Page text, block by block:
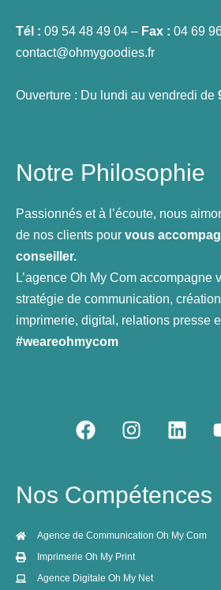
Tél : 09 54 48 49 04 – Fax : 04 69
contact@ohmygoodies.fr
Ouverture : Du lundi au vendredi de
Notre Philosophie
Passionnés et à l’écoute, nous
de nos clients pour vous
conseiller.
L’agence Oh My Com accompagne
stratégie de communication,
imprimerie, digital, relations presse
#weareohmycom
F
a
b
o
k
I
n
a
r
a
m
L
i
e
i
Nos Compétences
Agence de Communication Oh My Com
Imprimerie Oh My Print
Agence Digitale Oh My Net